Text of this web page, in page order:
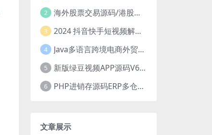
2 海外股票交易源码/港股泰股/美股源码/印度股源码/马拉西亚股票源码/国际股票配资
3 2024 抖音快手短视频解析去水印php源码
4 Java多语言跨境电商外贸商城TikToKshop内嵌商城I商家入驻I一键铺
5 新版绿豆视频APP源码V6.6 免授权插件版
6 PHP进销存源码ERP多仓库管理系统 手机版进销存 php网络版进销存小程序
文章展示